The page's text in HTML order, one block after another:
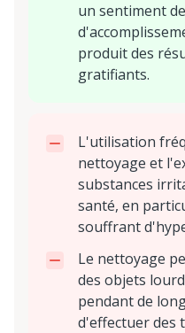
un sentiment
produit des
gratifiants.
L'utilisation
nettoyage et
substances
santé, en
souffrant
Le nettoyage
des objets
pendant de
d'effectuer des